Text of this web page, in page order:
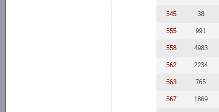
545 38
555 991
558 4983
562 2234
563 765
567 1869